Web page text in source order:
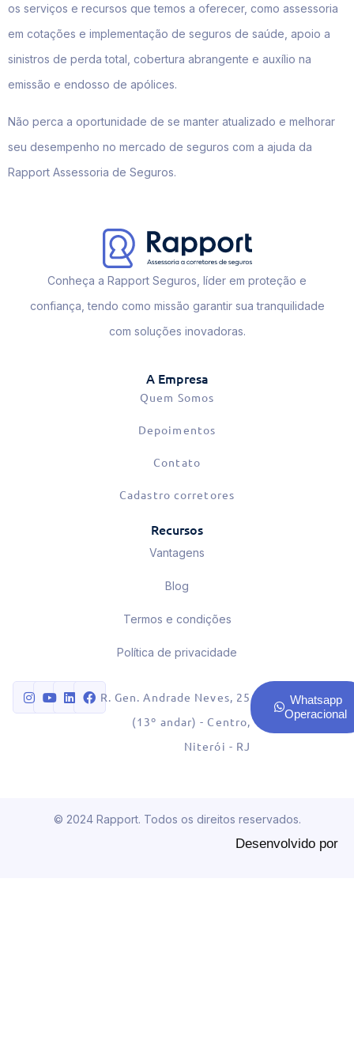
os serviços e recursos que temos a oferecer, como assessoria
em cotações e implementação de seguros de saúde, apoio a
sinistros de perda total, cobertura abrangente e auxílio na
emissão e endosso de apólices.
Não perca a oportunidade de se manter atualizado e melhorar
seu desempenho no mercado de seguros com a ajuda da
Rapport Assessoria de Seguros.
Conheça a Rapport Seguros, líder em proteção e
confiança, tendo como missão garantir sua tranquilidade
com soluções inovadoras.
A Empresa
Quem Somos
Depoimentos
Contato
Cadastro corretores
Recursos
Vantagens
Blog
Termos e condições
Política de privacidade
R. Gen. Andrade Neves, 25
(13º andar) - Centro,
Niterói - RJ
Whatsapp
Operacional
© 2024 Rapport. Todos os direitos reservados.
Desenvolvido por